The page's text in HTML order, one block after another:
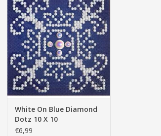
X 10
TOEVOEGEN AAN WINKELWAGEN
White On Blue Diamond
Dotz 10 X 10
€6,99